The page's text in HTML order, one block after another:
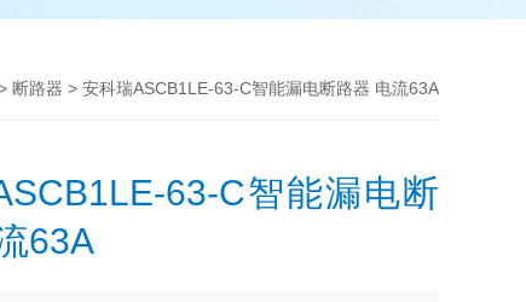
断路器 > 安科瑞ASCB1LE-63-C智能漏电断路器 电流63A
63-C智能漏电断
63A